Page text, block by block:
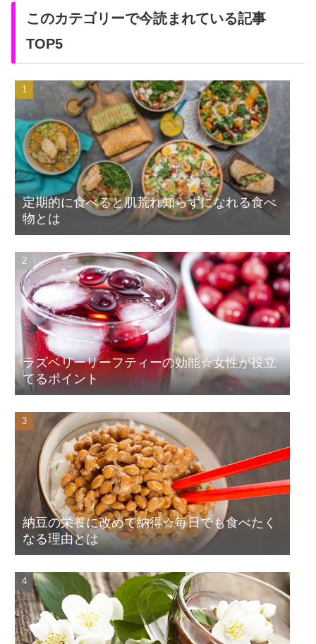
このカテゴリーで今読まれている記事
TOP5
定期的に食べると肌荒れ知らずになれる食べ
物とは
ラズベリーリーフティーの効能☆女性が役立
てるポイント
納豆の栄養に改めて納得☆毎日でも食べたく
なる理由とは